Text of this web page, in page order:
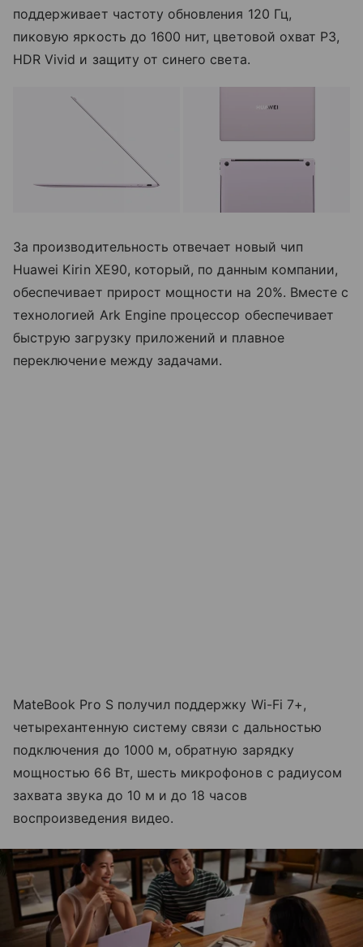
поддерживает частоту обновления 120 Гц,
пиковую яркость до 1600 нит, цветовой охват P3,
HDR Vivid и защиту от синего света.
За производительность отвечает новый чип
Huawei Kirin XE90, который, по данным компании,
обеспечивает прирост мощности на 20%. Вместе с
технологией Ark Engine процессор обеспечивает
быструю загрузку приложений и плавное
переключение между задачами.
MateBook Pro S получил поддержку Wi-Fi 7+,
четырехантенную систему связи с дальностью
подключения до 1000 м, обратную зарядку
мощностью 66 Вт, шесть микрофонов с радиусом
захвата звука до 10 м и до 18 часов
воспроизведения видео.